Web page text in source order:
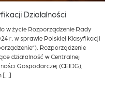
Działalności
w życie Rozporządzenie Rady
r. w sprawie Polskiej Klasyfikacji
Rozporządzenie
działalność w Centralnej
Gospodarczej (CEIDG),
[…]